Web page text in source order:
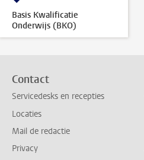
Basis Kwalificatie
Onderwijs (BKO)
Contact
Servicedesks en recepties
Locaties
Mail de redactie
Privacy